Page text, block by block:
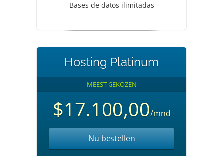
Bases de datos ilimitadas
Hosting Platinum
MEEST GEKOZEN
$17.100,00/mnd
Nu bestellen